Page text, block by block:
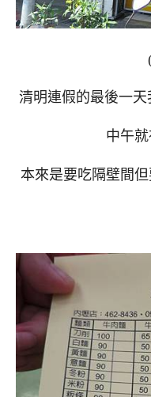
清明連假的最後一
中午
本來是要吃隔壁間